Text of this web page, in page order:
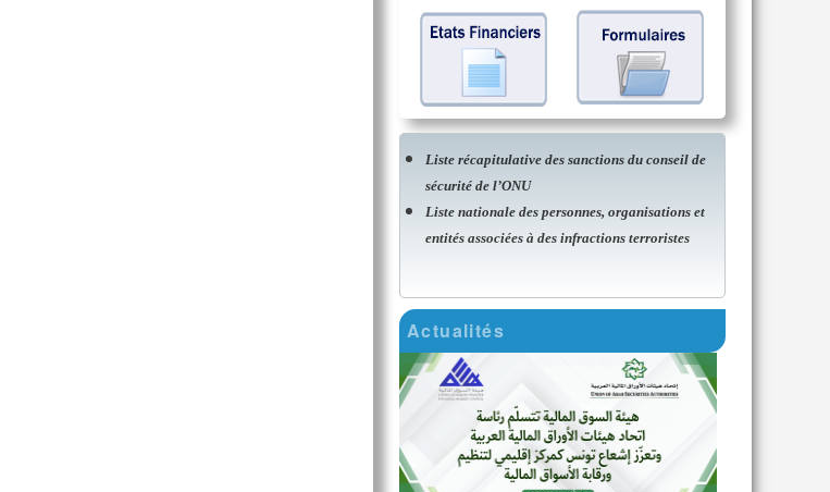
Liste récapitulative des sanctions du conseil de
sécurité de l’ONU
Liste nationale des personnes, organisations et
entités associées à des infractions terroristes
Actualités